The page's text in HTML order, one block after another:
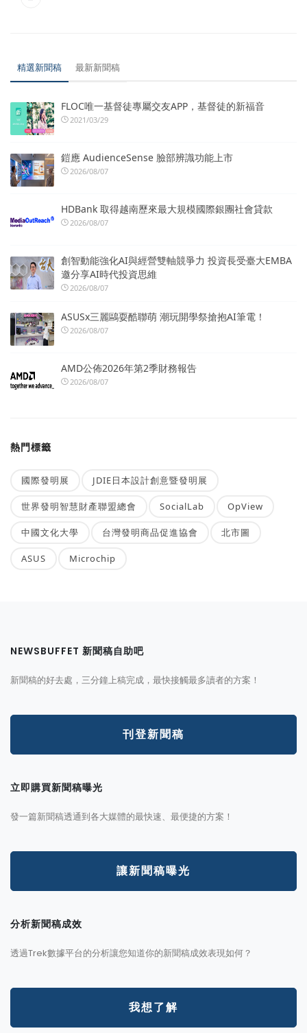
精選新聞稿 最新新聞稿
FLOC唯一基督徒專屬交友APP，基督徒的新福音
2021/03/29
鎧應 AudienceSense 臉部辨識功能上市
2026/08/07
HDBank 取得越南歷來最大規模國際銀團社會貸款
2026/08/07
創智動能強化AI與經營雙軸競爭力 投資長受臺大EMBA
邀分享AI時代投資思維
2026/08/07
ASUSx三麗鷗耍酷聯萌 潮玩開學祭搶抱AI筆電！
2026/08/07
AMD公佈2026年第2季財務報告
2026/08/07
熱門標籤
國際發明展 JDIE日本設計創意暨發明展
世界發明智慧財產聯盟總會 SocialLab OpView
中國文化大學 台灣發明商品促進協會 北市圖
ASUS Microchip
NEWSBUFFET 新聞稿自助吧
新聞稿的好去處，三分鐘上稿完成，最快接觸最多讀者的方案！
刊登新聞稿
立即購買新聞稿曝光
發一篇新聞稿透通到各大媒體的最快速、最便捷的方案！
讓新聞稿曝光
分析新聞稿成效
透過Trek數據平台的分析讓您知道你的新聞稿成效表現如何？
我想了解